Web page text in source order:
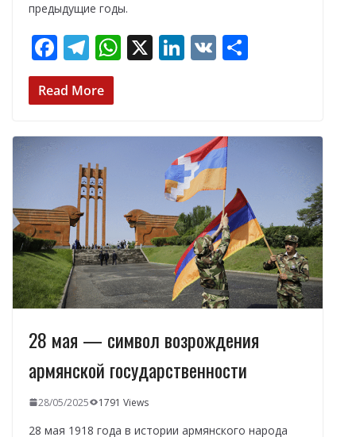
предыдущие годы.
F
ac
e
o
k
T
el
e
m
W
p
X Li
dI
n
V
и
т
ь
Read More
28 мая — символ возрождения
армянской государственности
28/05/2025 1791 Views
28 мая 1918 года в истории армянского народа